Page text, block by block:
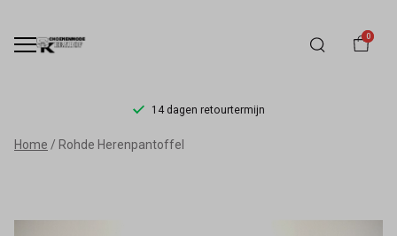
0
14 dagen retourtermijn
Rohde
Home Rohde Herenpantoffel